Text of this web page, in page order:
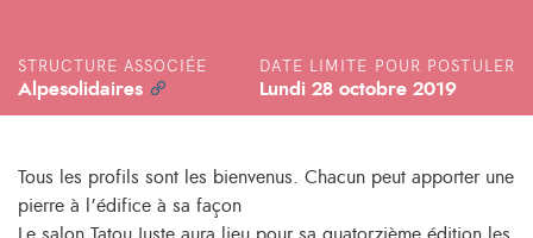
STRUCTURE ASSOCIÉE
Alpesolidaires
DATE LIMITE POUR POSTULER
Lundi 28 octobre 2019
Tous les profils sont les bienvenus. Chacun peut apporter une
pierre à l’édifice à sa façon